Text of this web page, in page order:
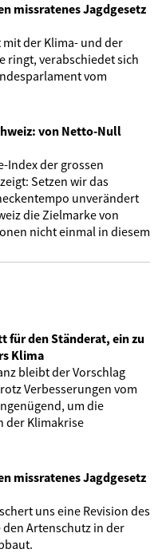
missratenes Jagdgesetz
der Klima- und der
ringt, verabschiedet sich
vom
von Netto-Null
Index der grossen
Setzen wir das
unverändert
die Zielmarke von
nicht einmal in diesem
für den Ständerat, ein zu
Klima
bleibt der Vorschlag
Verbesserungen vom
um die
der Klimakrise
missratenes Jagdgesetz
uns eine Revision des
den Artenschutz in der